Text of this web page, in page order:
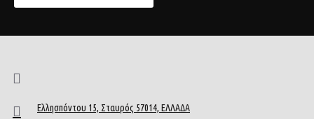
Ελλησπόντου 15, Σταυρός 57014, ΕΛΛΑΔΑ